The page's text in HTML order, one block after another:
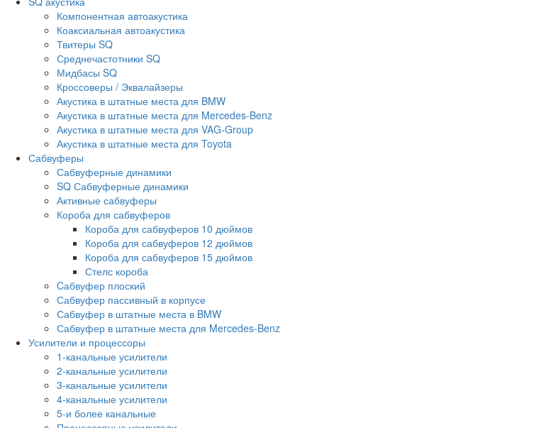
Компонентная автоакустика
Коаксиальная автоакустика
Твитеры SQ
Среднечастотники SQ
Мидбасы SQ
Кроссоверы / Эквалайзеры
Акустика в штатные места для BMW
Акустика в штатные места для Mercedes-Benz
Акустика в штатные места для VAG-Group
Акустика в штатные места для Toyota
Сабвуферы
Сабвуферные динамики
SQ Сабвуферные динамики
Активные сабвуферы
Короба для сабвуферов
Короба для сабвуферов 10 дюймов
Короба для сабвуферов 12 дюймов
Короба для сабвуферов 15 дюймов
Стелс короба
Cабвуфер плоский
Сабвуфер пассивный в корпусе
Сабвуфер в штатные места в BMW
Сабвуфер в штатные места для Mercedes-Benz
Усилители и процессоры
1-канальные усилители
2-канальные усилители
3-канальные усилители
4-канальные усилители
5-и более канальные